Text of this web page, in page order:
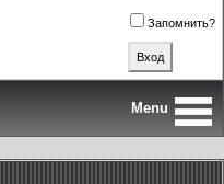
Запомнить?
Menu